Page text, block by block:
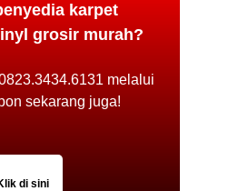
karpet
grosir murah?
melalui
sekarang juga!
di sini